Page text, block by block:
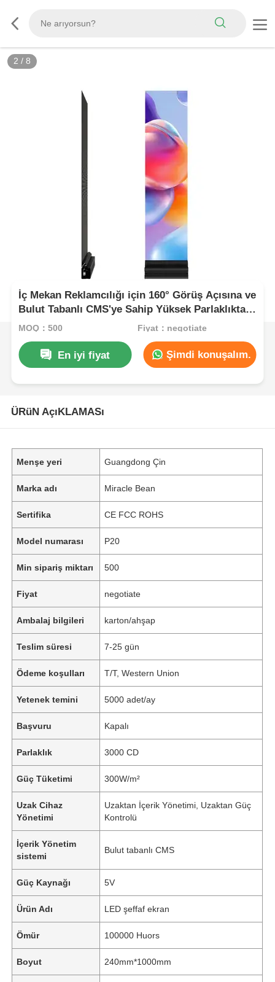
3 / 8
İç Mekan Reklamcılığı için 160° Görüş Açısına ve
Bulut Tabanlı CMS'ye Sahip Yüksek Parlaklıkta
3000cd P20 Şeffaf LED Ekran
MOQ：500 Fiyat：negotiate
En iyi fiyat Şimdi konuşalım.
ÜRüN AçıKLAMASı
Menşe yeri Guangdong Çin
Marka adı Miracle Bean
Sertifika CE FCC ROHS
Model numarası P20
Min sipariş miktarı 500
Fiyat negotiate
Ambalaj bilgileri karton/ahşap
Teslim süresi 7-25 gün
Ödeme koşulları T/T, Western Union
Yetenek temini 5000 adet/ay
Başvuru Kapalı
Parlaklık 3000 CD
Güç Tüketimi 300W/m²
Uzak Cihaz
Yönetimi
Uzaktan İçerik Yönetimi, Uzaktan Güç
Kontrolü
İçerik Yönetim
sistemi
Bulut tabanlı CMS
Güç Kaynağı 5V
Ürün Adı LED şeffaf ekran
Ömür 100000 Huors
Boyut 240mm*1000mm